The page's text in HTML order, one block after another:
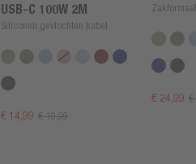
USB-C 100W 2M
Siliconen gevlochten kabel
€ 14,99 € 19,99
€ 24,99